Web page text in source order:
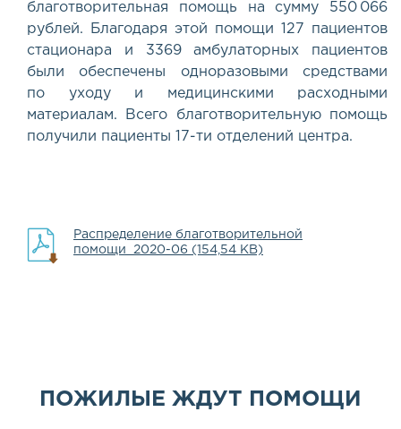
благотворительная помощь на сумму 550 066
рублей. Благодаря этой помощи 127 пациентов
стационара и 3369 амбулаторных пациентов
были обеспечены одноразовыми средствами
по уходу и медицинскими расходными
материалам. Всего благотворительную помощь
получили пациенты 17-ти отделений центра.
Распределение благотворительной
помощи_2020-06 (154,54 KB)
ПОЖИЛЫЕ ЖДУТ ПОМОЩИ